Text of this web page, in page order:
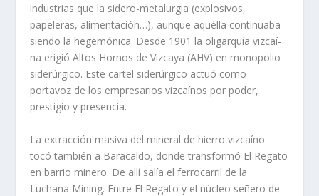
industrias que la sidero-metalurgia (explosivos,
papeleras, alimentación…), aunque aquélla continuaba
siendo la hegemónica. Desde 1901 la oligarquí­a vizcaí­
na erigió Altos Hornos de Vizcaya (AHV) en monopolio
siderúrgico. Este cartel siderúrgico actuó como
portavoz de los empresarios vizcaí­nos por poder,
prestigio y presencia.
La extracción masiva del mineral de hierro vizcaí­no
tocó también a Baracaldo, donde transformó El Regato
en barrio minero. De allí­ salí­a el ferrocarril de la
Luchana Mining. Entre El Regato y el núcleo señero de